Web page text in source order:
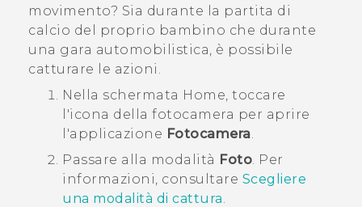
movimento? Sia durante la partita di
calcio del proprio bambino che durante
una gara automobilistica, è possibile
catturare le azioni.
Nella schermata Home , toccare
l'icona della fotocamera per aprire
l'applicazione Fotocamera
Passare alla modalità Foto . Per
informazioni, consultare Scegliere
una modalità di cattura